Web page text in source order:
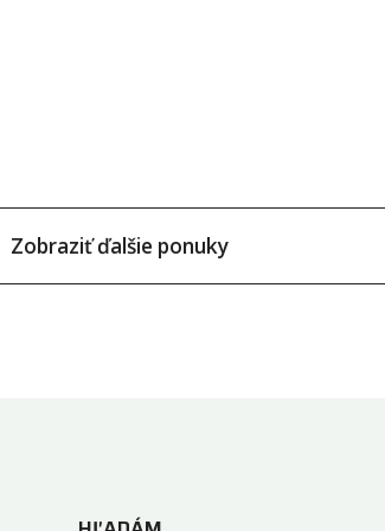
Zobraziť ďalšie ponuky